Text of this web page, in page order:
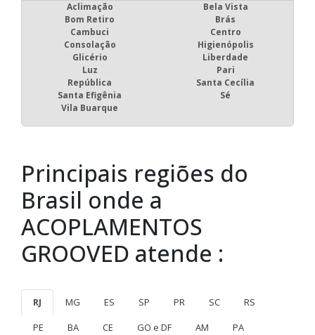
Aclimação
Bela Vista
Bom Retiro
Brás
Cambuci
Centro
Consolação
Higienópolis
Glicério
Liberdade
Luz
Pari
República
Santa Cecília
Santa Efigênia
Sé
Vila Buarque
Principais regiões do
Brasil onde a
ACOPLAMENTOS
GROOVED atende :
RJ MG ES SP PR SC
RS
PE
BA CE GO e DF AM PA